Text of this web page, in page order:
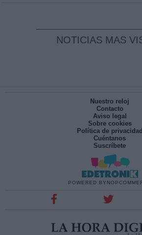
NOTICIAS MAS
Nuestro reloj
Contacto
Aviso legal
Sobre cookies
Política de privacidad
Cuéntanos
Suscríbete
POWERED BY